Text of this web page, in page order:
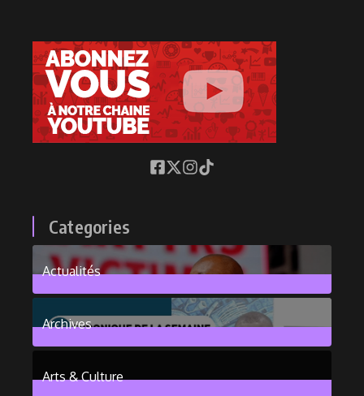
Categories
Actualités
376Posts
Archives
Arts & Culture